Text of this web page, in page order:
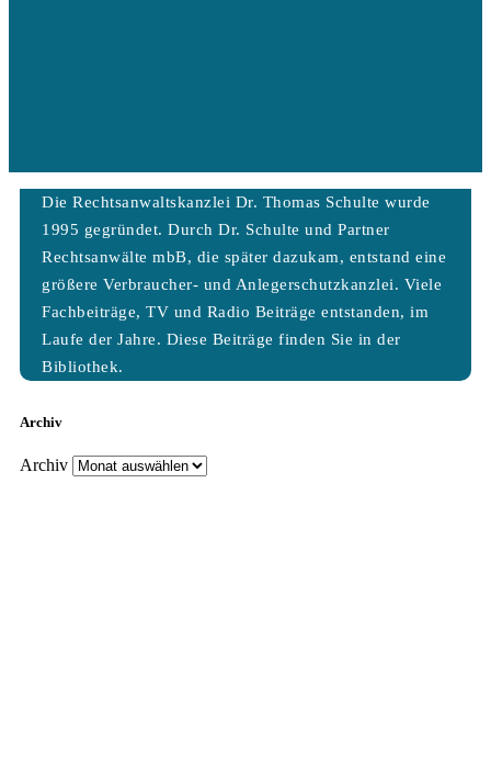
Die Rechtsanwaltskanzlei Dr. Thomas Schulte wurde
1995 gegründet. Durch Dr. Schulte und Partner
Rechtsanwälte mbB, die später dazukam, entstand eine
größere Verbraucher- und Anlegerschutzkanzlei. Viele
Fachbeiträge, TV und Radio Beiträge entstanden, im
Laufe der Jahre. Diese Beiträge finden Sie in der
Bibliothek.
Archiv
Archiv